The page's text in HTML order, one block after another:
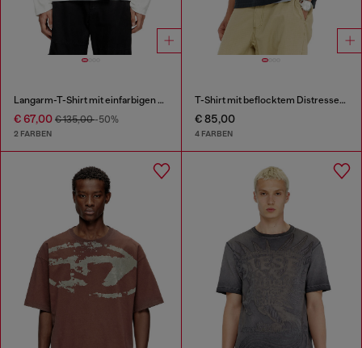
Langarm-T-Shirt mit einfarbigen Einsätzen
€ 67,00 € 135,00-50%
2 FARBEN
T-Shirt mit beflocktem Distressed-Logo
€ 85,00
4 FARBEN